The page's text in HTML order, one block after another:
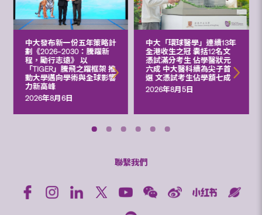
中大發布新一份五年策略計
劃《2026‒2030：騰躍新
程，勵行志遠》 以
「TIGER」騰飛之躍框架 推
動大學邁向學術與全球影響
力新高峰
2026年8月6日
中大「環球醫學」連續13年
全港收生之冠 囊括12名文
憑試滿分考生 佔學醫狀元
六成 中大醫科續為尖子首
選 文憑試考生佔學額七成
2026年8月5日
聯繫我們